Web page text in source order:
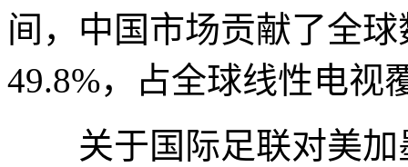
间，中国市场贡献了全
49.8%，占全球线性电视
关于国际足联对美加